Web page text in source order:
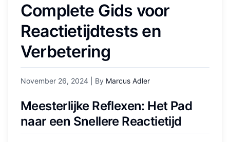
Complete Gids voor
Reactietijdtests en
Verbetering
November 26, 2024 | By Marcus Adler
Meesterlijke Reflexen: Het Pad
naar een Snellere Reactietijd